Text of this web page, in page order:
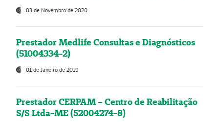
03 de Novembro de 2020
Prestador Medlife Consultas e Diagnósticos
(51004334-2)
01 de Janeiro de 2019
Prestador CERPAM – Centro de Reabilitação
S/S Ltda-ME (52004274-8)